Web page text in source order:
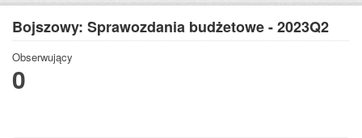
Bojszowy: Sprawozdania budżetowe - 2023Q2
Obserwujący
0